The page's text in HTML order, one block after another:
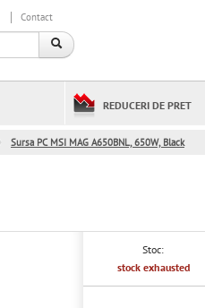
Contact
REDUCERI DE PRET
Sursa PC MSI MAG A650BNL, 650W, Black
Stoc:
stock exhausted